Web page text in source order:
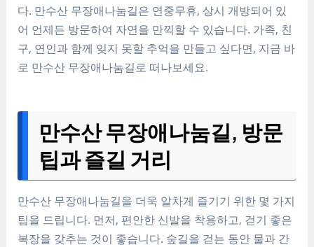
다. 만수산 무장애나눔길은 연중무휴, 상시 개방되어 있
어 언제든 방문하여 자연을 만끽할 수 있습니다. 가족, 친
구, 연인과 함께 잊지 못할 추억을 만들고 싶다면, 지금 바
로 만수산 무장애나눔길로 떠나보세요.
만수산 무장애나눔길, 방문
팁과 즐길 거리
만수산 무장애나눔길을 더욱 알차게 즐기기 위한 몇 가지
팁을 드립니다. 먼저, 편안한 신발을 착용하고, 걷기 좋은
복장을 갖추는 것이 좋습니다. 숲길을 걷는 동안 물과 간